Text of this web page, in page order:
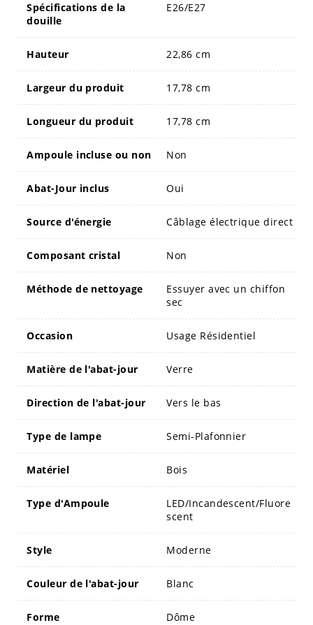
Spécifications de la
douille
E26/E27
Hauteur 22,86 cm
Largeur du produit 17,78 cm
Longueur du produit 17,78 cm
Ampoule incluse ou non Non
Abat-Jour inclus Oui
Source d'énergie Câblage électrique direct
Composant cristal Non
Méthode de nettoyage
Essuyer avec un chiffon
sec
Occasion Usage Résidentiel
Matière de l'abat-jour Verre
Direction de l'abat-jour Vers le bas
Type de lampe Semi-Plafonnier
Matériel Bois
Type d'Ampoule
LED/Incandescent/Fluore
scent
Style Moderne
Couleur de l'abat-jour Blanc
Forme Dôme